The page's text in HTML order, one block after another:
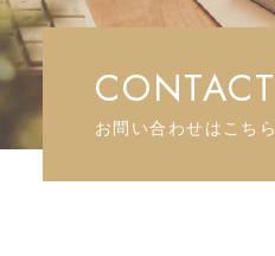
CONTACT
お問い合わせはこちら